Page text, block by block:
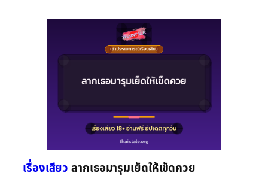
เรื่องเสียว ลากเธอมารุมเย็ดให้เข็ดควย